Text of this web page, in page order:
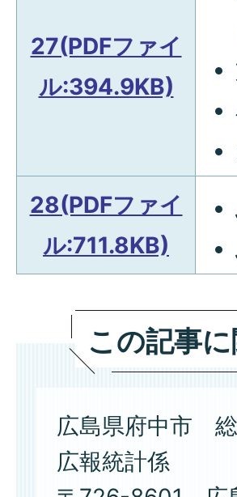
27(PDFファイ
ル:394.9KB)
28(PDFファイ
ル:711.8KB)
この記事
広島県府中市
広報統計係